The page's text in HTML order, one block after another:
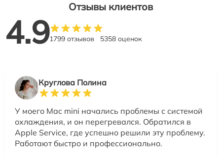
Отзывы клиентов
4.91799 отзывов 5358 оценок
Круглова Полина
У моего Mac mini начались проблемы с системой
охлаждения, и он перегревался. Обратился в
Apple Service, где успешно решили эту проблему.
Работают быстро и профессионально.